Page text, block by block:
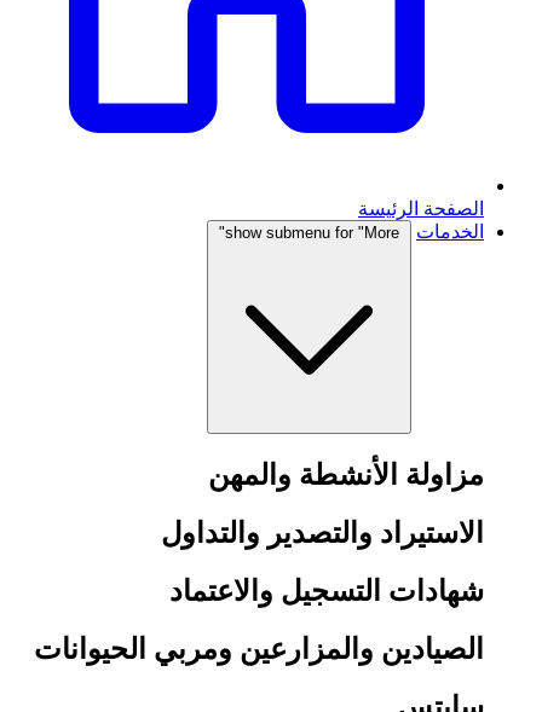
الصفحة الرئيسة
الخدمات
show submenu for "More"
مزاولة الأنشطة والمهن
الاستيراد والتصدير والتداول
شهادات التسجيل والاعتماد
الصيادين والمزارعين ومربي الحيوانات